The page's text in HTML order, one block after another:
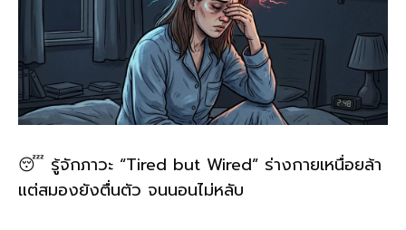
😴 รู้จักภาวะ “Tired but Wired” ร่างกายเหนื่อยล้า
แต่สมองยังตื่นตัว จนนอนไม่หลับ